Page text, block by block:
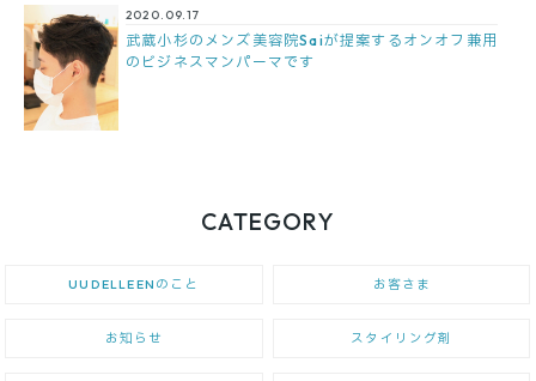
2020.09.17
武蔵小杉のメンズ美容院Saiが提案するオンオフ兼用
のビジネスマンパーマです
CATEGORY
UUDELLEENのこと お客さま
お知らせ スタイリング剤